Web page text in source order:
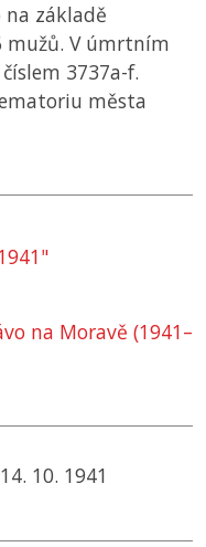
základě
mužů. V úmrtním
3737a-f.
města
na Moravě (1941–
10. 1941